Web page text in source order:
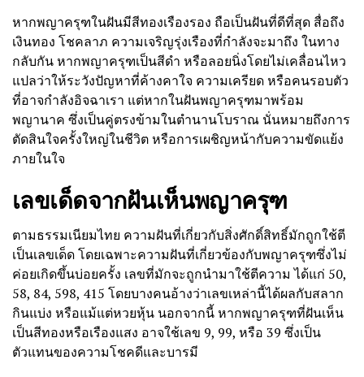
หากพญาครุฑในฝันมีสีทองเรืองรอง ถือเป็นฝันที่ดีที่สุด สื่อถึง
เงินทอง โชคลาภ ความเจริญรุ่งเรืองที่กำลังจะมาถึง ในทาง
กลับกัน หากพญาครุฑเป็นสีดำ หรือลอยนิ่งโดยไม่เคลื่อนไหว
แปลว่าให้ระวังปัญหาที่ค้างคาใจ ความเครียด หรือคนรอบตัว
ที่อาจกำลังอิจฉาเรา แต่หากในฝันพญาครุฑมาพร้อม
พญานาค ซึ่งเป็นคู่ตรงข้ามในตำนานโบราณ นั่นหมายถึงการ
ตัดสินใจครั้งใหญ่ในชีวิต หรือการเผชิญหน้ากับความขัดแย้ง
ภายในใจ
เลขเด็ดจากฝันเห็นพญาครุฑ
ตามธรรมเนียมไทย ความฝันที่เกี่ยวกับสิ่งศักดิ์สิทธิ์มักถูกใช้ตี
เป็นเลขเด็ด โดยเฉพาะความฝันที่เกี่ยวข้องกับพญาครุฑซึ่งไม่
ค่อยเกิดขึ้นบ่อยครั้ง เลขที่มักจะถูกนำมาใช้ตีความ ได้แก่ 50,
58, 84, 598, 415 โดยบางคนอ้างว่าเลขเหล่านี้ได้ผลกับสลาก
กินแบ่ง หรือแม้แต่หวยหุ้น นอกจากนี้ หากพญาครุฑที่ฝันเห็น
เป็นสีทองหรือเรืองแสง อาจใช้เลข 9, 99, หรือ 39 ซึ่งเป็น
ตัวแทนของความโชคดีและบารมี